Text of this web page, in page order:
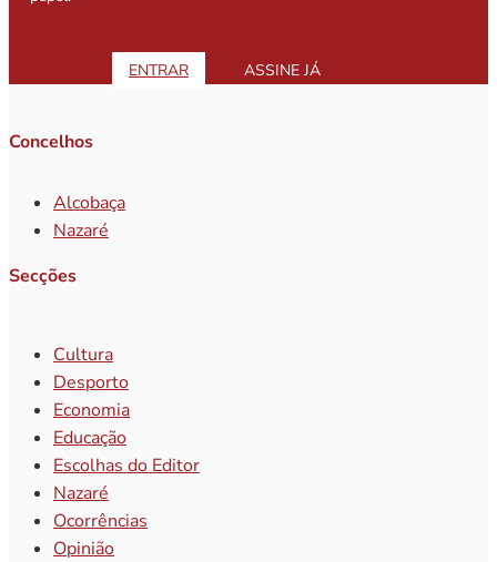
ENTRAR ASSINE JÁ
Concelhos
Alcobaça
Nazaré
Secções
Cultura
Desporto
Economia
Educação
Escolhas do Editor
Nazaré
Ocorrências
Opinião